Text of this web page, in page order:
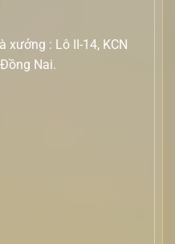
: Lô II-14, KCN
Nai.